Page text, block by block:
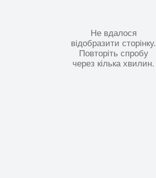
Не вдалося
відобразити сторінку.
Повторіть спробу
через кілька хвилин.